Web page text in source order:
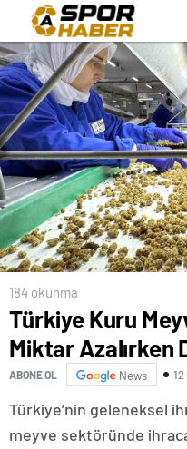
184 okunma
Türkiye Kuru
Miktar Azalırken
ABONE OL News
Türkiye’nin geleneksel
meyve sektöründe